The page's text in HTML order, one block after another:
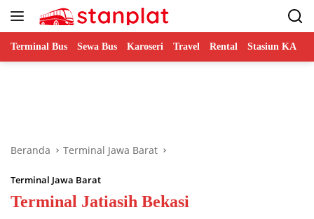
Terminal Bus Sewa Bus Karoseri Travel Rental Stasiun KA
Beranda Terminal Jawa Barat
Terminal Jawa Barat
Terminal Jatiasih Bekasi